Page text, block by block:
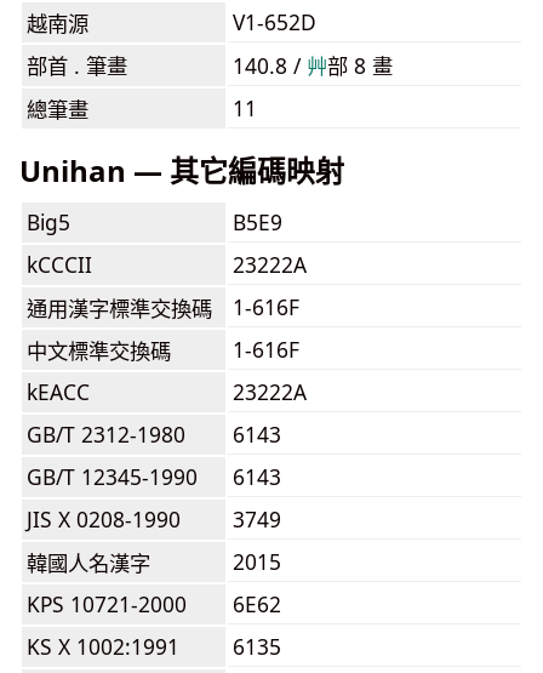
越南源
V1-652D
部首 . 筆畫
140.8 / ⾋部 8 畫
總筆畫
11
Unihan — 其它編碼映射
Big5
B5E9
kCCCII
23222A
通用漢字標準交換碼
1-616F
中文標準交換碼
1-616F
kEACC
23222A
GB/T 2312-1980
6143
GB/T 12345-1990
6143
JIS X 0208-1990
3749
韓國人名漢字
2015
KPS 10721-2000
6E62
KS X 1002:1991
6135